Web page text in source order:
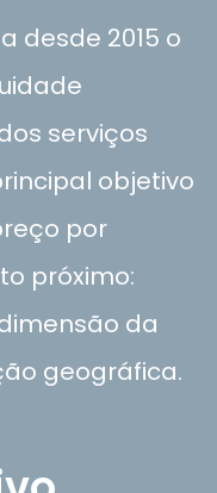
desde 2015 o
serviços
objetivo
por
próximo:
da
geográfica.